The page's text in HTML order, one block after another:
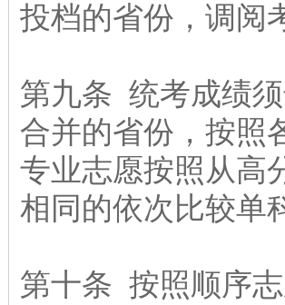
投档的省份，调阅
第九条 统考成绩
合并的省份，按照
专业志愿按照从高
相同的依次比较单
第十条 按照顺序